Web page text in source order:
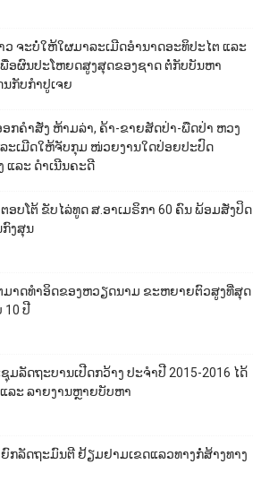
ວ ຈະບໍ່ໃຫ້ໃຜມາລະເມີດອຳນາດອະທິປະໄຕ ແລະ
ອຜົນປະໂຫຍດສູງສຸດຂອງຊາດ ຕໍ່ກັບບັນຫາ
ກັບກຳປູເຈຍ
ກຄຳສັ່ງ ຫ້າມລ່າ, ຄ້າ-ຂາຍສັດປ່າ-ພືດປ່າ ຫວງ
ະເມີດໃຫ້ຈັບກຸມ ໜ່ວຍງານໃດປ່ອຍປະປົດ
ແລະ ດຳເນີນຄະດີ
ອບໂຕ້ ຂັບໄລ່ທູດ ສ.ອາເມຣິກາ 60 ຄົນ ພ້ອມສັ່ງປິດ
ງສຸນ
ຕມາດທຳອິດຂອງຫວຽດນາມ ຂະຫຍາຍຕົວສູງທີ່ສຸດ
10​ ປີ
ມລັດຖະບານເປີດກວ້າງ ປະຈຳປີ 2015-2016 ໄດ້
ລະ ລາຍງານຫຼາຍບັບຫາ
ກລັດຖະມົນຕີ ຢ້ຽມຢາມເຂດແລວທາງກໍ່ສ້າງທາງ